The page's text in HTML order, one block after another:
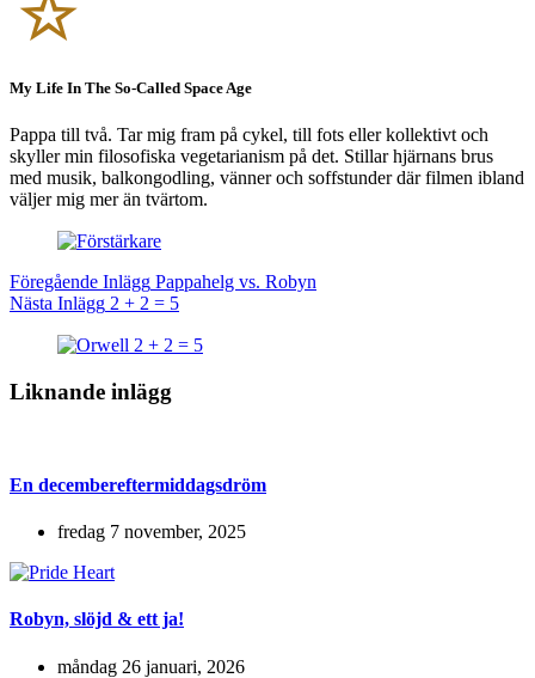
My Life In The So-Called Space Age
Pappa till två. Tar mig fram på cykel, till fots eller kollektivt och
skyller min filosofiska vegetarianism på det. Stillar hjärnans brus
med musik, balkongodling, vänner och soffstunder där filmen ibland
väljer mig mer än tvärtom.
Föregående Inlägg Pappahelg vs. Robyn
Nästa Inlägg 2 + 2 = 5
Liknande inlägg
En december­eftermiddagsdröm
fredag 7 november, 2025
Robyn, slöjd & ett ja!
måndag 26 januari, 2026